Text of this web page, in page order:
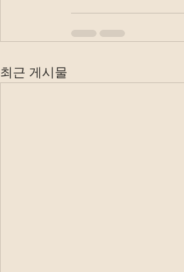
최근 게시물